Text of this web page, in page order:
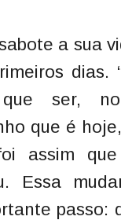
a sua
dias.
ser,
que é
assim que
Essa
passo: